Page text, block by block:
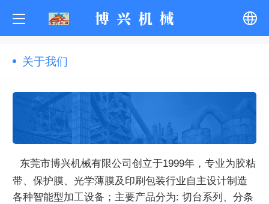
博 兴 机 械
한국어
Pусский
关于我们
东莞市博兴机械有限公司创立于1999年，专业为胶粘
带、保护膜、光学薄膜及印刷包装行业自主设计制造
各种智能型加工设备；主要产品分为: 切台系列、分条